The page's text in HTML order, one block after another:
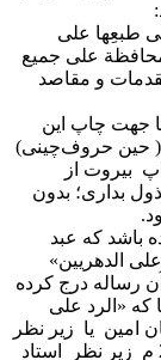
طبعِها علی
علی جمیع
و مقاصد
جهت چاپ این
( حین حروف‌چینی)
بیروت از
بداری؛ بدون
باشد که عبد
الدهریین»
رساله درج کرده
که «الرد علی
عثمان امین یا زیر نظر
علامه سلجوقی در سال 1960 م و در سال 2002 م زیر نظر استاد